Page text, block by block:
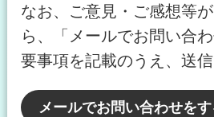
なお、ご意見・ご感想等
ら、「メールでお問い合
要事項を記載のうえ、送信
メールでお問い合わせをす